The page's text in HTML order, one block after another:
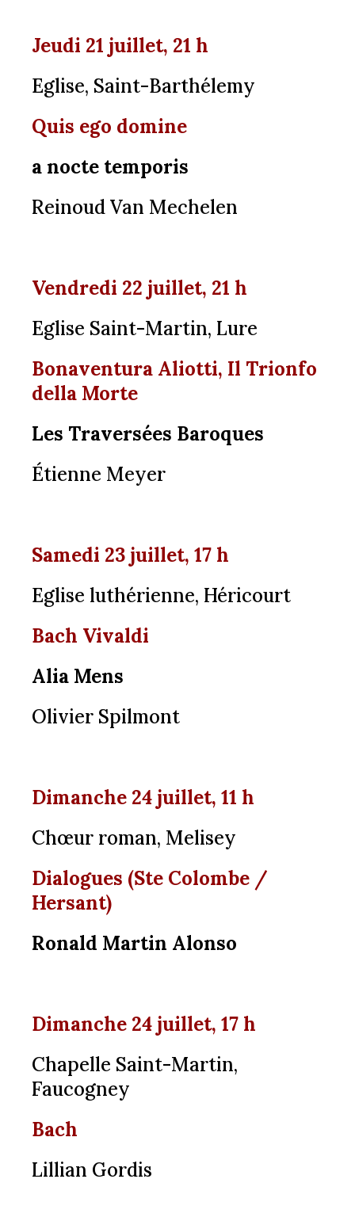
Jeudi 21 juillet, 21 h
Eglise, Saint-Barthélemy
Quis ego domine
a nocte temporis
Reinoud Van Mechelen
Vendredi 22 juillet, 21 h
Eglise Saint-Martin, Lure
Bonaventura Aliotti, Il Trionfo
della Morte
Les Traversées Baroques
Étienne Meyer
Samedi 23 juillet, 17 h
Eglise luthérienne, Héricourt
Bach Vivaldi
Alia Mens
Olivier Spilmont
Dimanche 24 juillet, 11 h
Chœur roman, Melisey
Dialogues (Ste Colombe /
Hersant)
Ronald Martin Alonso
Dimanche 24 juillet, 17 h
Chapelle Saint-Martin,
Faucogney
Bach
Lillian Gordis